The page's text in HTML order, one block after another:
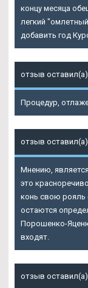
концу месяца
легкий
добавить год
отзыв оставил(а)
Процедур,
отзыв оставил(а)
Мнению,
это
конь свою рояль
остаются
Порошенко-
входят.
отзыв оставил(а)